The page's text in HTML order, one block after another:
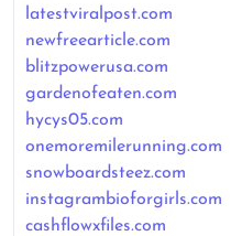
latestviralpost.com
newfreearticle.com
blitzpowerusa.com
gardenofeaten.com
hycys05.com
onemoremilerunning.com
snowboardsteez.com
instagrambioforgirls.com
cashflowxfiles.com